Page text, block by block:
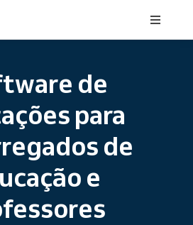
de
para
de
e